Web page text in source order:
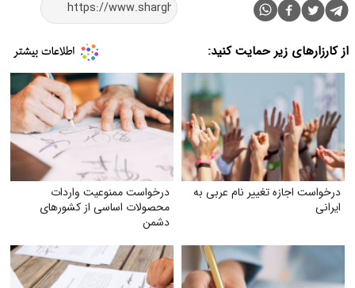
از کارزارهای زیر حمایت کنید:
درخواست اجازه تغییر نام عربی به
ایرانی
درخواست ممنوعیت واردات
محصولات اساسی از کشورهای
دشمن